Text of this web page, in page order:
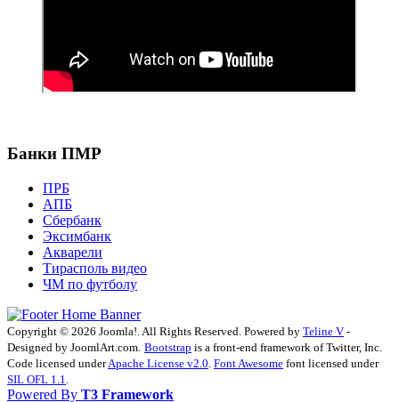
Банки ПМР
ПРБ
АПБ
Сбербанк
Эксимбанк
Акварели
Тирасполь видео
ЧМ по футболу
Copyright © 2026 Joomla!. All Rights Reserved. Powered by Teline V -
Designed by JoomlArt.com. Bootstrap is a front-end framework of Twitter, Inc.
Code licensed underApache License v2.0 Font Awesome font licensed under
SIL OFL 1.1
Powered By T3 Framework